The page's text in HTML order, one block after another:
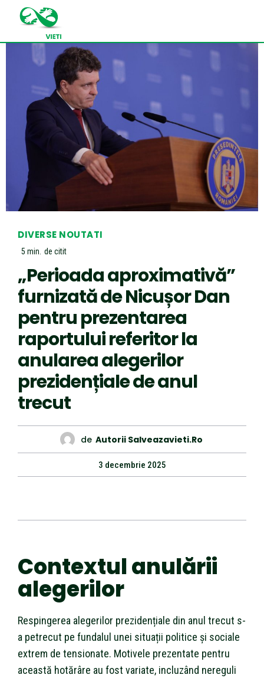
DIVERSE NOUTATI
5 min. de citit
„Perioada aproximativă”
furnizată de Nicușor Dan
pentru prezentarea
raportului referitor la
anularea alegerilor
prezidențiale de anul
trecut
de Autorii Salveazavieti.ro
3 decembrie 2025
Contextul anulării
alegerilor
Respingerea alegerilor prezidențiale din anul trecut s-
a petrecut pe fundalul unei situații politice și sociale
extrem de tensionate. Motivele prezentate pentru
această hotărâre au fost variate, incluzând nereguli